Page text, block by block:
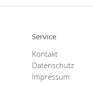
Service
Kontakt
Datenschutz
Impressum